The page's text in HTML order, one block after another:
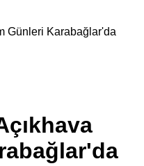
Günleri Karabağlar'da